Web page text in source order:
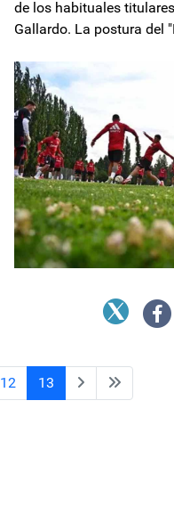
de los habituales
Gallardo. La postura del
12 13